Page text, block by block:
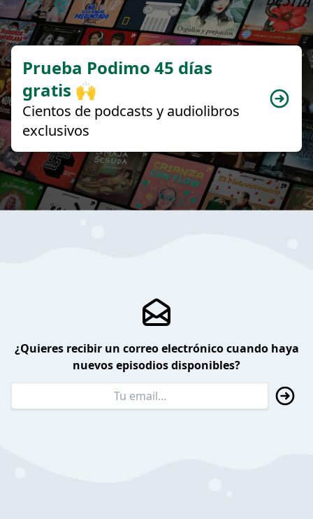
Prueba Podimo 45 días
gratis 🙌
Cientos de podcasts y audiolibros
exclusivos
¿Quieres recibir un correo electrónico cuando haya
nuevos episodios disponibles?